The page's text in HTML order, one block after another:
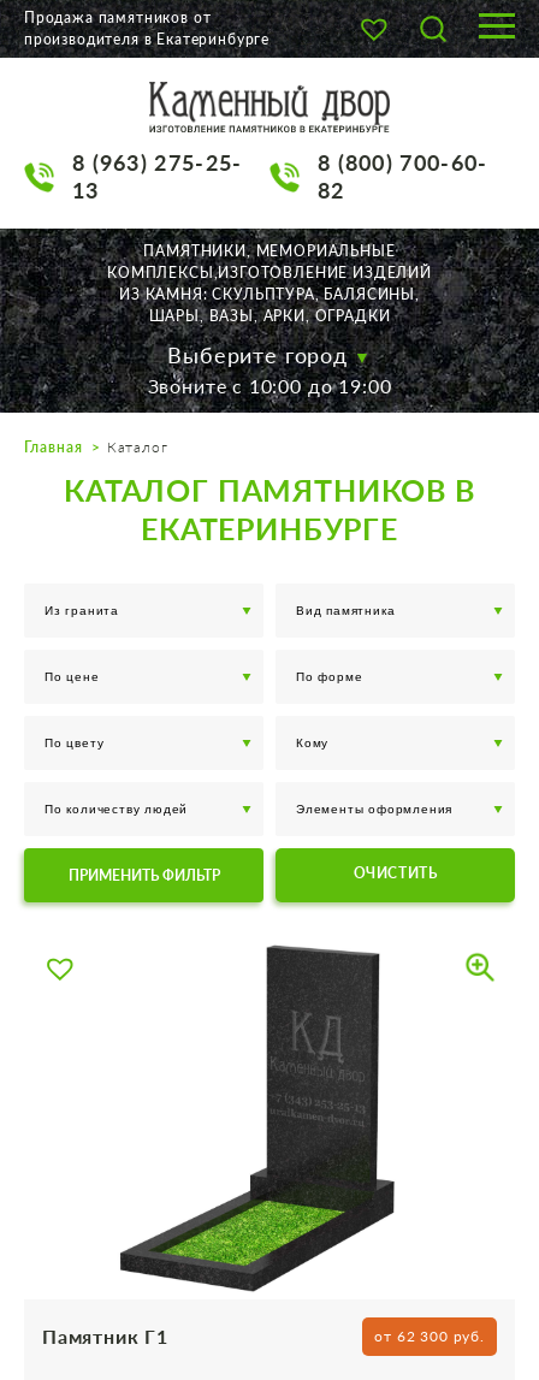
О КОМПАНИИ
НАШИ РАБОТЫ
АКЦИИ
ДОСТАВКА
КОНТАКТЫ
K2532513@yandex.ru
Пн. — Пт. с 10:00 до 19:00
Воскресенье по договор.
Продажа памятников от
производителя в Екатеринбурге
8 (963) 275-25-
13
8 (800) 700-60-
82
ПАМЯТНИКИ, МЕМОРИАЛЬНЫЕ
КОМПЛЕКСЫ,ИЗГОТОВЛЕНИЕ ИЗДЕЛИЙ
ИЗ КАМНЯ: СКУЛЬПТУРА, БАЛЯСИНЫ,
ШАРЫ, ВАЗЫ, АРКИ, ОГРАДКИ
Выберите город
Звоните с 10:00 до 19:00
Главная Каталог
КАТАЛОГ ПАМЯТНИКОВ В
ЕКАТЕРИНБУРГЕ
ПРИМЕНИТЬ ФИЛЬТР ОЧИСТИТЬ
Памятник Г1 от 62 300 руб.